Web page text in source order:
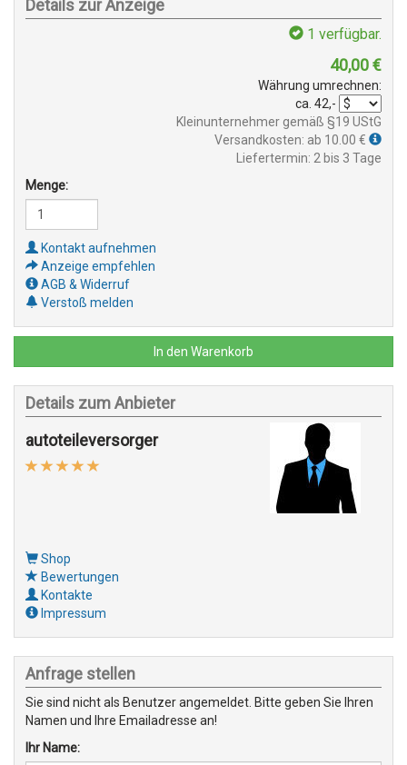
Details zur Anzeige
1 verfügbar.
40,00€
Währung umrechnen:
ca. 42,-
Kleinunternehmer gemäß §19 UStG
Versandkosten: ab 10.00 €
Liefertermin: 2 bis 3 Tage
Menge:
Kontakt aufnehmen
Anzeige empfehlen
AGB & Widerruf
Verstoß melden
In den Warenkorb
Details zum Anbieter
autoteileversorger
Shop
Bewertungen
Kontakte
Impressum
Anfrage stellen
Sie sind nicht als Benutzer angemeldet. Bitte geben Sie Ihren
Namen und Ihre Emailadresse an!
Ihr Name: